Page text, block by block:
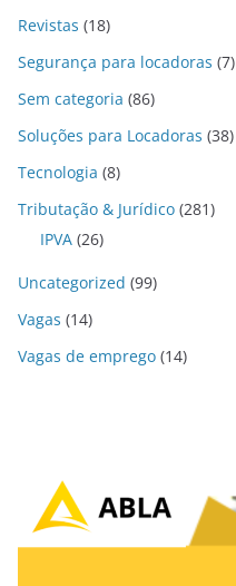
Revistas (18)
Segurança para locadoras (7)
Sem categoria (86)
Soluções para Locadoras (38)
Tecnologia (8)
Tributação & Jurídico (281)
IPVA (26)
Uncategorized (99)
Vagas (14)
Vagas de emprego (14)